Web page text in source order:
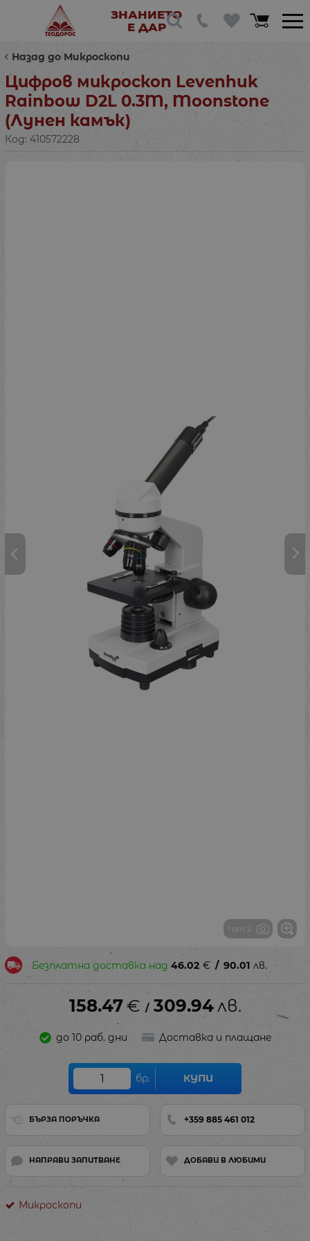
ЗНАНИЕТО
Е ДАР
Назад до Микроскопи
Цифров микроскоп Levenhuk
Rainbow D2L 0.3M, Moonstone
(Лунен камък)
Код: 410572228
1 от 2
Безплатна доставка над 46.02 € / 90.01 лв.
158.47€ / 309.94 лв.
до 10 раб. дни Доставка и плащане
бр. КУПИ
БЪРЗА ПОРЪЧКА +359 885 461 012
НАПРАВИ ЗАПИТВАНЕ ДОБАВИ В ЛЮБИМИ
Микроскопи